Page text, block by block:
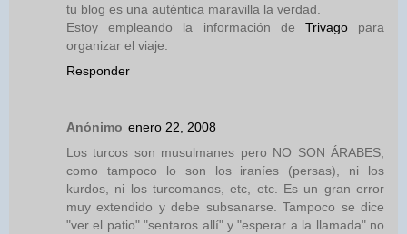
tu blog es una auténtica maravilla la verdad.
Estoy empleando la información de Trivago para
organizar el viaje.
Responder
Anónimo enero 22, 2008
Los turcos son musulmanes pero NO SON ÁRABES,
como tampoco lo son los iraníes (persas), ni los
kurdos, ni los turcomanos, etc, etc. Es un gran error
muy extendido y debe subsanarse. Tampoco se dice
"ver el patio" "sentaros allí" y "esperar a la llamada" no